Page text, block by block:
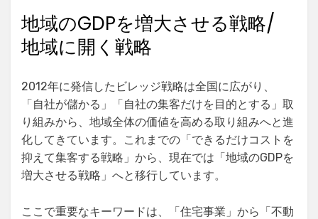
地域のGDPを増大させる戦略/
地域に開く戦略
2012年に発信したビレッジ戦略は全国に広がり、
「自社が儲かる」「自社の集客だけを目的とする」取
り組みから、地域全体の価値を高める取り組みへと進
化してきています。これまでの「できるだけコストを
抑えて集客する戦略」から、現在では「地域のGDPを
増大させる戦略」へと移行しています。
ここで重要なキーワードは、「住宅事業」から「不動